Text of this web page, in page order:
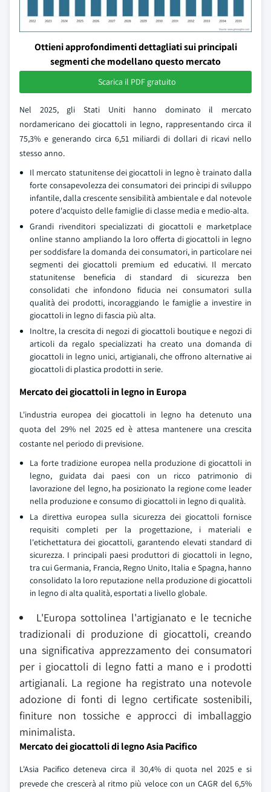
Ottieni approfondimenti dettagliati sui principali
segmenti che modellano questo mercato
Scarica il PDF gratuito
Nel 2025, gli Stati Uniti hanno dominato il mercato
nordamericano dei giocattoli in legno, rappresentando circa il
75,3% e generando circa 6,51 miliardi di dollari di ricavi nello
stesso anno.
Il mercato statunitense dei giocattoli in legno è trainato dalla
forte consapevolezza dei consumatori dei principi di sviluppo
infantile, dalla crescente sensibilità ambientale e dal notevole
potere d'acquisto delle famiglie di classe media e medio-alta.
Grandi rivenditori specializzati di giocattoli e marketplace
online stanno ampliando la loro offerta di giocattoli in legno
per soddisfare la domanda dei consumatori, in particolare nei
segmenti dei giocattoli premium ed educativi. Il mercato
statunitense beneficia di standard di sicurezza ben
consolidati che infondono fiducia nei consumatori sulla
qualità dei prodotti, incoraggiando le famiglie a investire in
giocattoli in legno di fascia più alta.
Inoltre, la crescita di negozi di giocattoli boutique e negozi di
articoli da regalo specializzati ha creato una domanda di
giocattoli in legno unici, artigianali, che offrono alternative ai
giocattoli di plastica prodotti in serie.
Mercato dei giocattoli in legno in Europa
L'industria europea dei giocattoli in legno ha detenuto una
quota del 29% nel 2025 ed è attesa mantenere una crescita
costante nel periodo di previsione.
La forte tradizione europea nella produzione di giocattoli in
legno, guidata dai paesi con un ricco patrimonio di
lavorazione del legno, ha posizionato la regione come leader
nella produzione e consumo di giocattoli in legno di qualità.
La direttiva europea sulla sicurezza dei giocattoli fornisce
requisiti completi per la progettazione, i materiali e
l'etichettatura dei giocattoli, garantendo elevati standard di
sicurezza. I principali paesi produttori di giocattoli in legno,
tra cui Germania, Francia, Regno Unito, Italia e Spagna, hanno
consolidato la loro reputazione nella produzione di giocattoli
in legno di alta qualità, esportati a livello globale.
L'Europa sottolinea l'artigianato e le tecniche
tradizionali di produzione di giocattoli, creando
una significativa apprezzamento dei consumatori
per i giocattoli di legno fatti a mano e i prodotti
artigianali. La regione ha registrato una notevole
adozione di fonti di legno certificate sostenibili,
finiture non tossiche e approcci di imballaggio
minimalista.
Mercato dei giocattoli di legno Asia Pacifico
L'Asia Pacifico deteneva circa il 30,4% di quota nel 2025 e si
prevede che crescerà al ritmo più veloce con un CAGR del 6,5%